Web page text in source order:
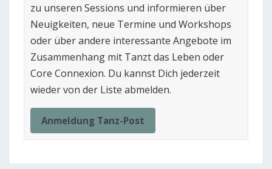
zu unseren Sessions und informieren über
Neuigkeiten, neue Termine und Workshops
oder über andere interessante Angebote im
Zusammenhang mit Tanzt das Leben oder
Core Connexion. Du kannst Dich jederzeit
wieder von der Liste abmelden.
Anmeldung Tanz-Post